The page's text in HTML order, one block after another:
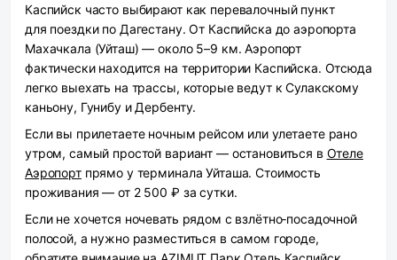
Каспийск часто выбирают как перевалочный пункт
для поездки по Дагестану. От Каспийска до аэропорта
Махачкала (Уйташ) — около 5–9 км. Аэропорт
фактически находится на территории Каспийска. Отсюда
легко выехать на трассы, которые ведут к Сулакскому
каньону, Гунибу и Дербенту.
Если вы прилетаете ночным рейсом или улетаете рано
утром, самый простой вариант — остановиться в Отеле
Аэропортпрямо у терминала Уйташа. Стоимость
проживания — от 2 500 ₽ за сутки.
Если не хочется ночевать рядом с взлётно‑посадочной
полосой, а нужно разместиться в самом городе,